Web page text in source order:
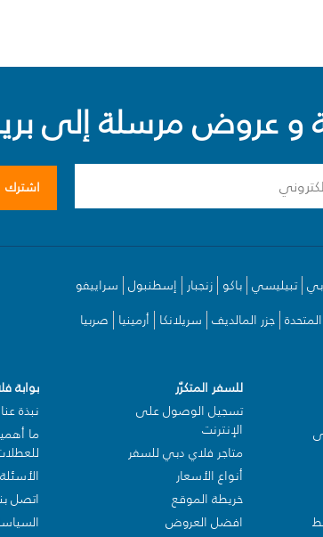
عروض مرسلة إلى
اشترك
تبيليسي باكو زنجبار إسطنبول سراييفو
جزر المالديف سريلانكا أرمينيا صربيا
للسفر المتكرّر
تسجيل الوصول على
الإنترنت
متاجر فلاي دبي للسفر
أنواع الأسعار
خريطة الموقع
افضل العروض
بوابة
نبذة عنا
ما
اتصل